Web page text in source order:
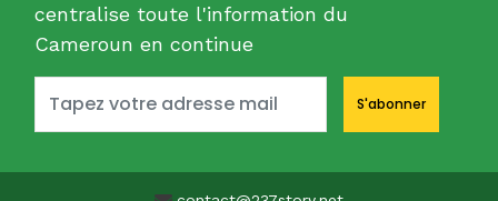
centralise toute l'information du
Cameroun en continue
S'abonner